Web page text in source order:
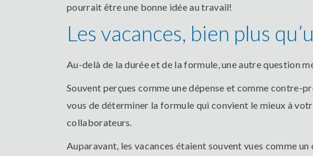
pourrait être une bonne idée au travail!
Les vacances, bien plus
Au-delà de la durée et de la formule, une autre question
Souvent perçues comme une dépense et comme contre-
vous de déterminer la formule qui convient le mieux à
collaborateurs.
Auparavant, les vacances étaient souvent vues comme